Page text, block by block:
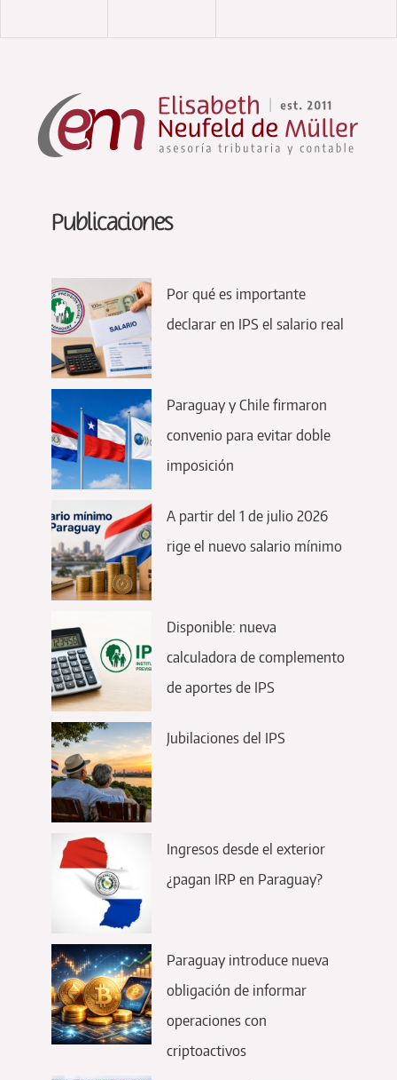
Publicaciones
Por qué es importante
declarar en IPS el salario real
Paraguay y Chile firmaron
convenio para evitar doble
imposición
A partir del 1 de julio 2026
rige el nuevo salario mínimo
Disponible: nueva
calculadora de complemento
de aportes de IPS
Jubilaciones del IPS
Ingresos desde el exterior
¿pagan IRP en Paraguay?
Paraguay introduce nueva
obligación de informar
operaciones con
criptoactivos